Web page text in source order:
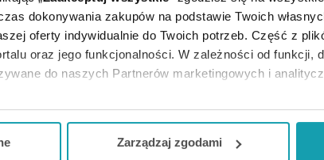
dokonywania zakupów na podstawie Twoich
oferty indywidualnie do Twoich potrzeb. Część z
oraz jego funkcjonalności. W zależności od
do naszych Partnerów marketingowych i
zgodę i wybrać tylko niektóre dodatkowe funkcje, z
Zarządzaj zgodami
wieku:
i naparzać pod przykryciem przez około 10 minut.
jednorazowo od ⅔ do całości
bez konsultacji z lekarzem.